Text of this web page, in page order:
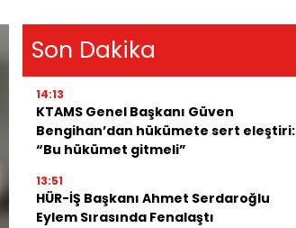
Son Dakika
14:13
KTAMS Genel Başkanı Güven
Bengihan’dan hükümete sert eleştiri:
“Bu hükümet gitmeli”
13:51
HÜR-İŞ Başkanı Ahmet Serdaroğlu
Eylem Sırasında Fenalaştı